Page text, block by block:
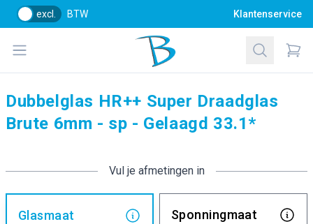
excl. BTW Klantenservice
Open menu
Bol Glascentrum B.V.
Zoeken
Dubbelglas HR++ Super Draadglas
Brute 6mm - sp - Gelaagd 33.1*
Vul je afmetingen in
Glasmaat Sponningmaat